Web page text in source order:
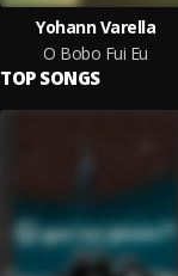
Yohann Varella
O Bobo Fui Eu
TOP SONGS